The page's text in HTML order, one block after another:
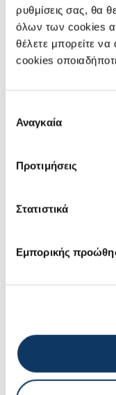
ρυθμίσεις σας, θα
όλων των cookies
θέλετε μπορείτε να
cookies
συγκατάθεσης
Αναγκαία
Προτιμήσεις
Στατιστικά
Εμπορικής
Επιλέγοντας
και τις
να
εύρυθμη
υψηλής
Οι
εμπειρία
την